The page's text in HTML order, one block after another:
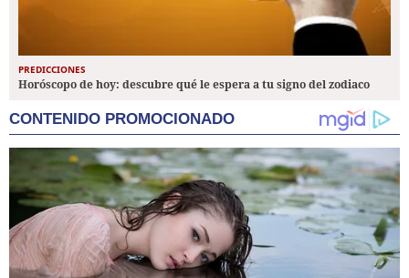
PREDICCIONES
Horóscopo de hoy: descubre qué le espera a tu signo del zodiaco
CONTENIDO PROMOCIONADO